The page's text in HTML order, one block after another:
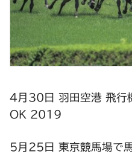
4月30日 羽田空港 飛行
OK 2019
5月25日 東京競馬場で